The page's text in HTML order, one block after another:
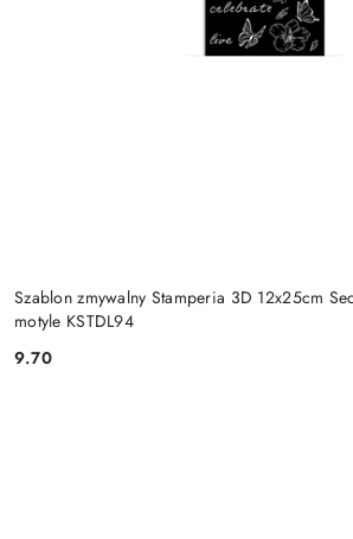
Szablon zmywalny Stamperia 3D 12x25cm
motyle KSTDL94
Cena:
9.70